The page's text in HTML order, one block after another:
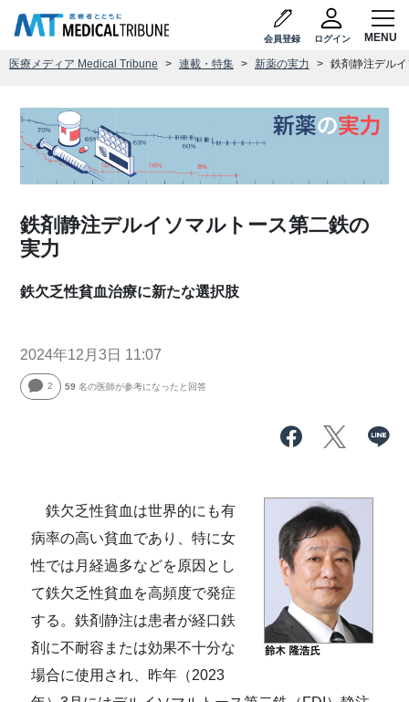
会員登録 ログイン
医療メディア Medical Tribune 連載・特集 新薬の実力 鉄剤静注デル
鉄剤静注デルイソマルトース第二鉄の
実力
鉄欠乏性貧血治療に新たな選択肢
2024年12月3日 11:07
2 59 名の医師が参考になったと回答
鉄欠乏性貧血は世界的にも有
病率の高い貧血であり、特に女
性では月経過多などを原因とし
て鉄欠乏性貧血を高頻度で発症
する。鉄剤静注は患者が経口鉄
剤に不耐容または効果不十分な
場合に使用され、昨年（2023